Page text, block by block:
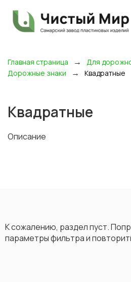
Главная страница → Для
Дорожные знаки → Квадратные
Квадратные
Описание
К сожалению, раздел пуст.
параметры фильтра и